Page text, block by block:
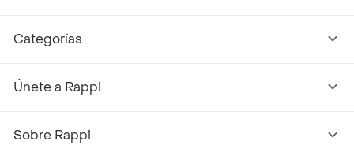
Categorías
Únete a Rappi
Sobre Rappi